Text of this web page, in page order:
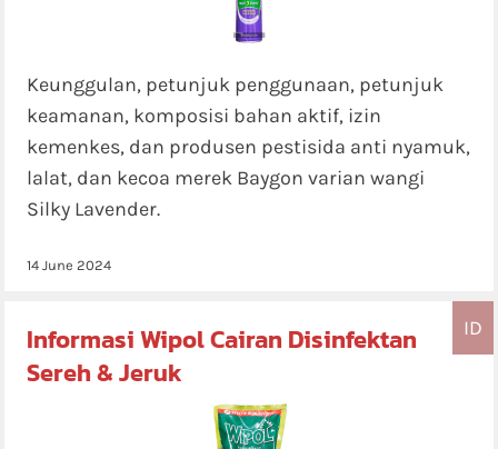
Keunggulan, petunjuk penggunaan, petunjuk
keamanan, komposisi bahan aktif, izin
kemenkes, dan produsen pestisida anti nyamuk,
lalat, dan kecoa merek Baygon varian wangi
Silky Lavender.
14 June 2024
ID
Informasi Wipol Cairan Disinfektan
Sereh & Jeruk